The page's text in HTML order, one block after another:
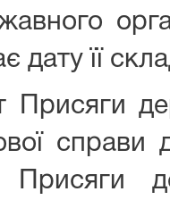
дату її
Присяги
справи
Присяги